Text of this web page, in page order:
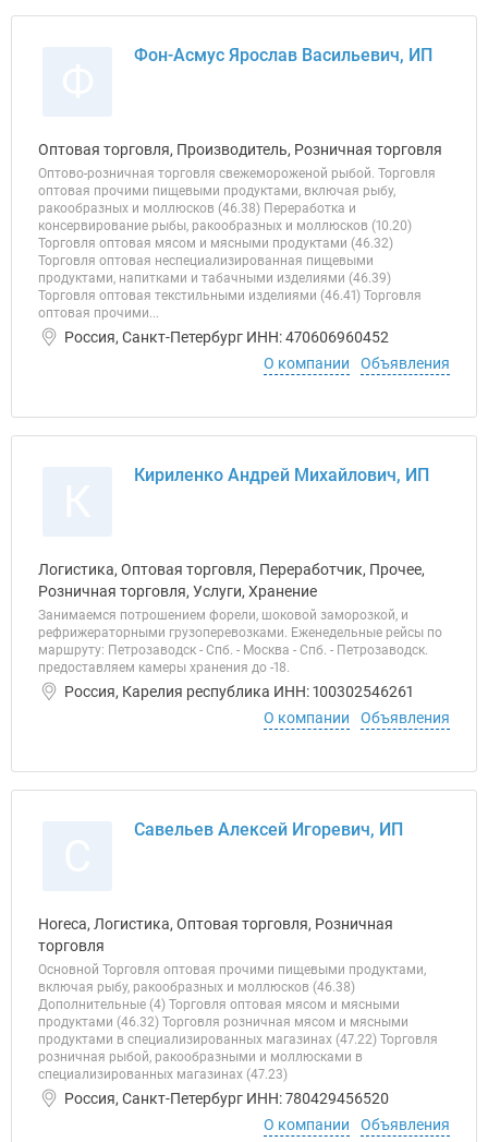
Фон-Асмус Ярослав Васильевич, ИП
Оптовая торговля, Производитель, Розничная торговля
Оптово-розничная торговля свежемороженой рыбой. Торговля
оптовая прочими пищевыми продуктами, включая рыбу,
ракообразных и моллюсков (46.38) Переработка и
консервирование рыбы, ракообразных и моллюсков (10.20)
Торговля оптовая мясом и мясными продуктами (46.32)
Торговля оптовая неспециализированная пищевыми
продуктами, напитками и табачными изделиями (46.39)
Торговля оптовая текстильными изделиями (46.41) Торговля
оптовая прочими...
Россия, Санкт-Петербург ИНН: 470606960452
О компании
Объявления
Кириленко Андрей Михайлович, ИП
Логистика, Оптовая торговля, Переработчик, Прочее,
Розничная торговля, Услуги, Хранение
Занимаемся потрошением форели, шоковой заморозкой, и
рефрижераторными грузоперевозками. Еженедельные рейсы по
маршруту: Петрозаводск - Спб. - Москва - Спб. - Петрозаводск.
предоставляем камеры хранения до -18.
Россия, Карелия республика ИНН: 100302546261
О компании
Объявления
Савельев Алексей Игоревич, ИП
Horeca, Логистика, Оптовая торговля, Розничная
торговля
Основной Торговля оптовая прочими пищевыми продуктами,
включая рыбу, ракообразных и моллюсков (46.38)
Дополнительные (4) Торговля оптовая мясом и мясными
продуктами (46.32) Торговля розничная мясом и мясными
продуктами в специализированных магазинах (47.22) Торговля
розничная рыбой, ракообразными и моллюсками в
специализированных магазинах (47.23)
Россия, Санкт-Петербург ИНН: 780429456520
О компании
Объявления